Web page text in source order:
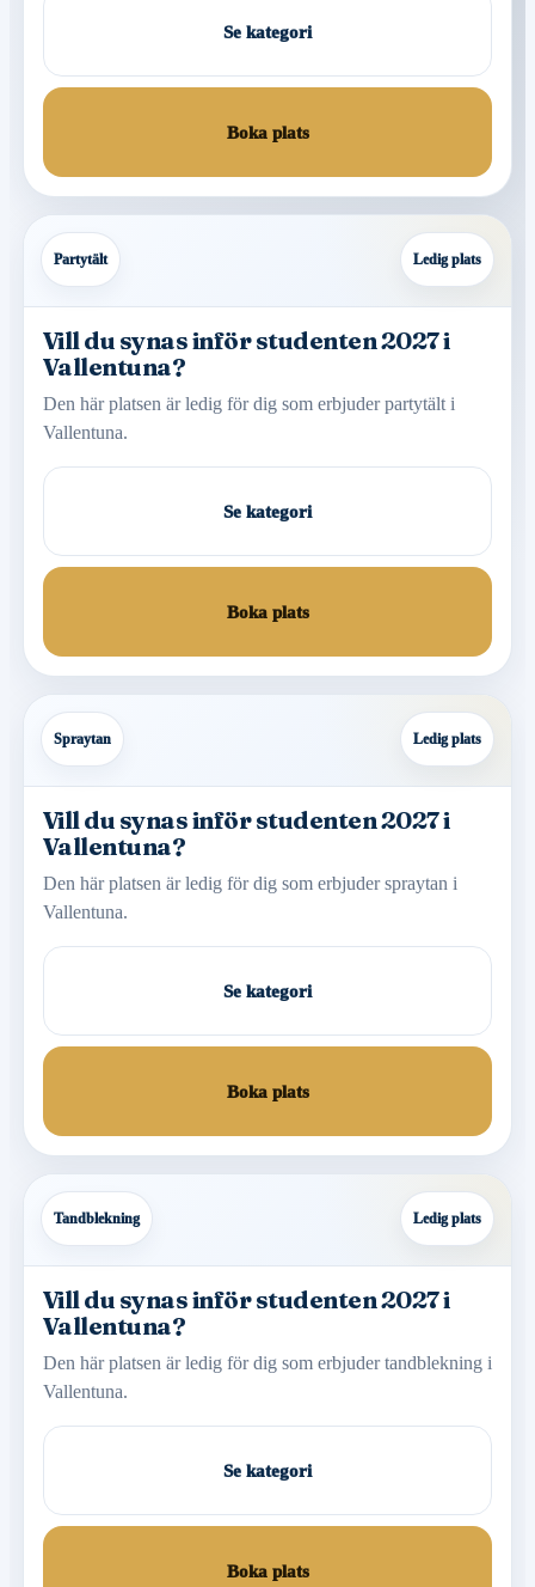
Se kategori
Boka plats
Partytält Ledig plats
Vill du synas inför studenten 2027 i
Vallentuna?
Den här platsen är ledig för dig som erbjuder partytält i
Vallentuna.
Se kategori
Boka plats
Spraytan Ledig plats
Vill du synas inför studenten 2027 i
Vallentuna?
Den här platsen är ledig för dig som erbjuder spraytan i
Vallentuna.
Se kategori
Boka plats
Tandblekning Ledig plats
Vill du synas inför studenten 2027 i
Vallentuna?
Den här platsen är ledig för dig som erbjuder tandblekning i
Vallentuna.
Se kategori
Boka plats